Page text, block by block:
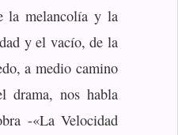
la melancolía y la
y el vacío, de la
a medio camino
drama, nos habla
-«La Velocidad